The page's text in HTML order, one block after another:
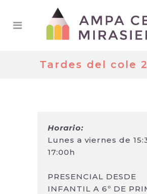
Tardes del cole
Horario:
Lunes a viernes de
17:00h
PRESENCIAL DESDE
INFANTIL A 6º DE